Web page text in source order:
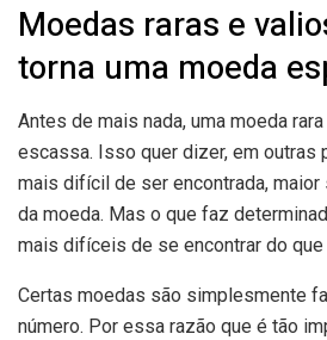
Moedas raras e
torna uma moeda
Antes de mais nada, uma moeda
escassa. Isso quer dizer, em outras
mais difícil de ser encontrada, maior
da moeda. Mas o que faz
mais difíceis de se encontrar do que
Certas moedas são simplesmente
número. Por essa razão que é tão